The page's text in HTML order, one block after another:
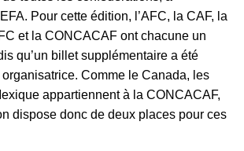
Pour cette édition, l’AFC, la CAF, la
et la CONCACAF ont chacune un
qu’un billet supplémentaire a été
Comme le Canada, les
appartiennent à la CONCACAF,
dispose donc de deux places pour ces